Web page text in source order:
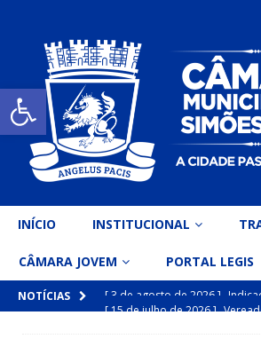
Open toolbar
INÍCIO INSTITUCIONAL
CÂMARA JOVEM PORTAL LEGIS
NOTÍCIAS [ 15 de julho de 2026 ]